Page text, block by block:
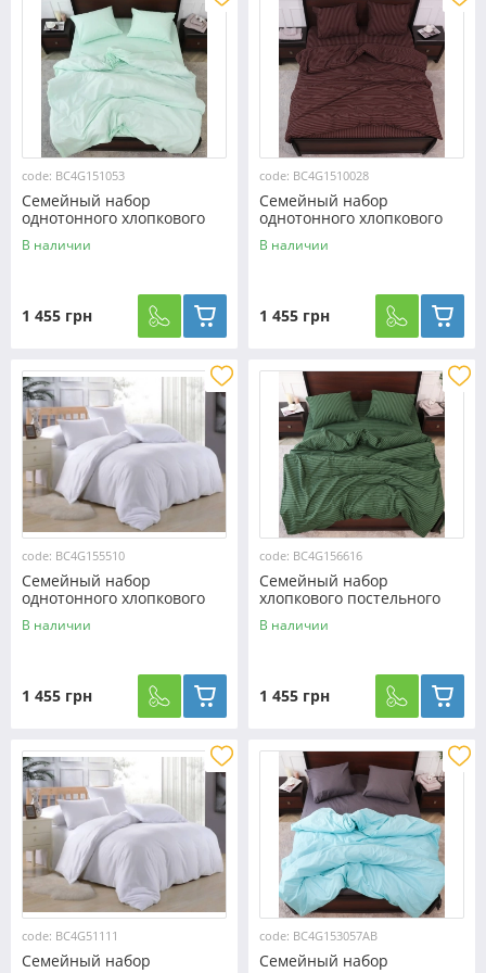
code: BC4G151053
Семейный набор
однотонного хлопкового
постельного белья из Бязи
"Gold" №151053
В наличии
1 455 грн
code: BC4G1510028
Семейный набор
однотонного хлопкового
постельного белья из Бязи
"Gold" №1510028
В наличии
1 455 грн
code: BC4G155510
Семейный набор
однотонного хлопкового
постельного белья из Бязи
"Gold" №155510
В наличии
1 455 грн
code: BC4G156616
Семейный набор
хлопкового постельного
белья в полоску из Бязи
"Gold" №156616
В наличии
1 455 грн
code: BC4G51111
Семейный набор
code: BC4G153057AB
Семейный набор